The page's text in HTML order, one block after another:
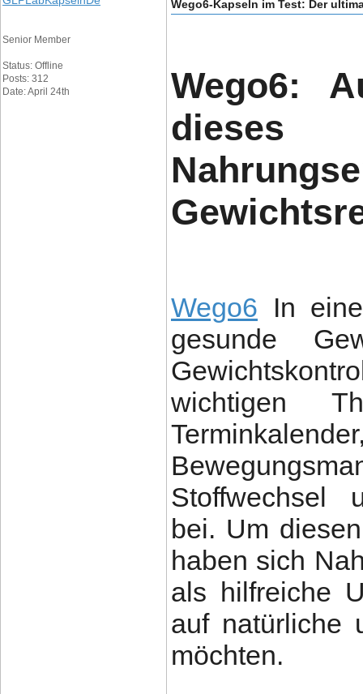
Senior Member
Status: Offline
Posts: 312
Date: April 24th
Wego6-Kapseln im Test: Der
Wego6:
Wego6 In
gesunde
wichtigen
Stoffwechsel
bei. Um
haben sich
als hilfreiche
auf natürliche
möchten.